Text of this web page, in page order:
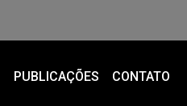
PUBLICAÇÕES CONTATO